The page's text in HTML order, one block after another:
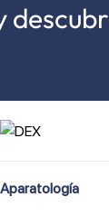
Aparatología